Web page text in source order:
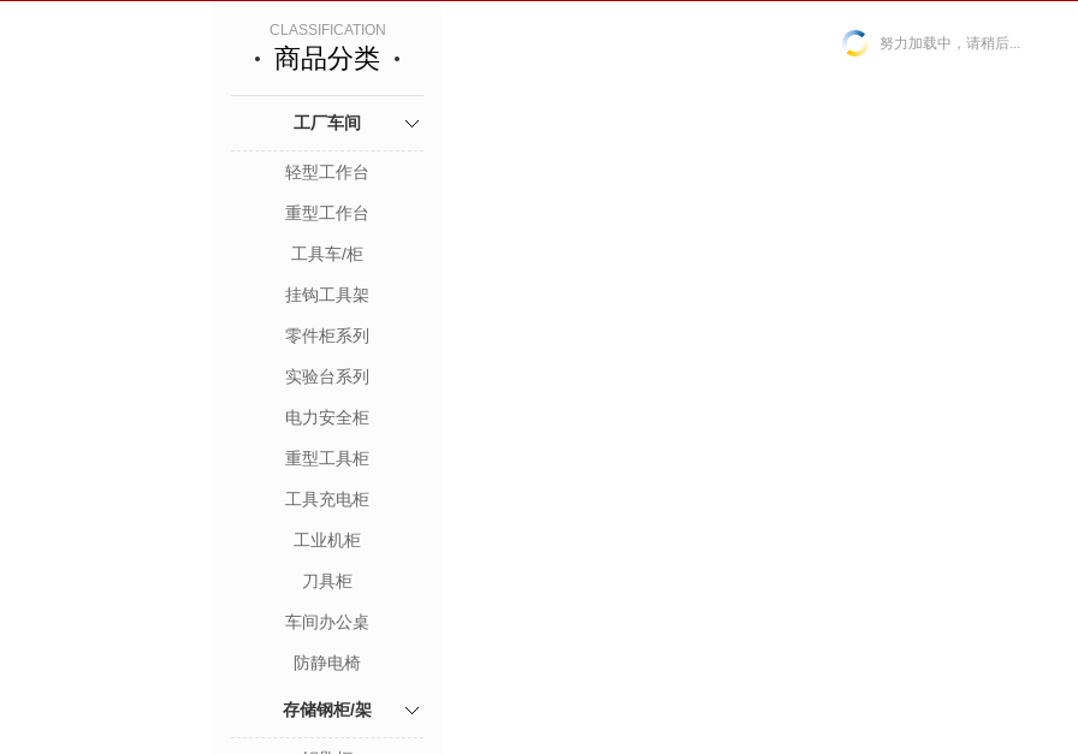
CLASSIFICATION
商品分类
工厂车间
轻型工作台
重型工作台
工具车/柜
挂钩工具架
零件柜系列
实验台系列
电力安全柜
重型工具柜
工具充电柜
工业机柜
刀具柜
车间办公桌
防静电椅
存储钢柜/架
努力加载中，请稍后...